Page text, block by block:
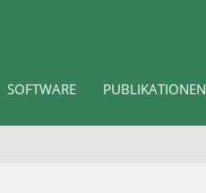
SOFTWARE PUBLIKATIONEN